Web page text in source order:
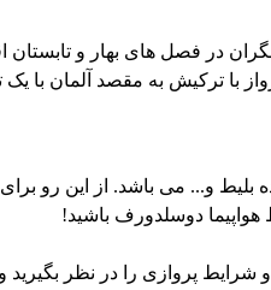
در فصل های بهار و تابستان
و... می باشد. از این رو
هواپیما دوسلدورف باشید!
شرایط پروازی را در نظر